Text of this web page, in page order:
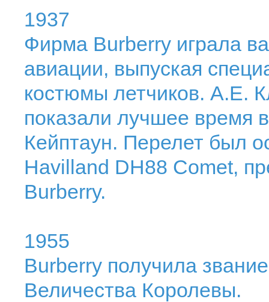
1937
Фирма Burberry играла
авиации, выпуская
костюмы летчиков. А.Е.
показали лучшее время
Кейптаун. Перелет был
Havilland DH88 Comet,
Burberry.
1955
Burberry получила
Величества Королевы.